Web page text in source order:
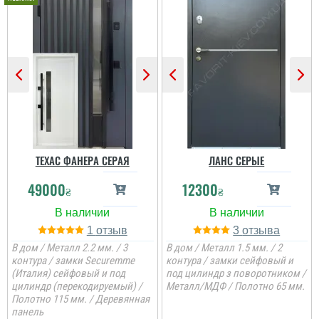
ми замовили. теж
задоволеними.
читати всі відгуки
ТЕХАС ФАНЕРА СЕРАЯ
49000₴
1
В дом / Металл 2.2 мм. / 3
контура / замки Securemme
(Италия) сейфовый и под
цилиндр (перекодируемый) /
Полотно 115 мм. / Деревянная
панель
ЛАНС СЕРЫЕ
12300₴
3
В дом / Металл 1.5 мм. / 2
контура / замки сейфовый и
под цилиндр з поворотником /
Металл/МДФ / Полотно 65 мм.